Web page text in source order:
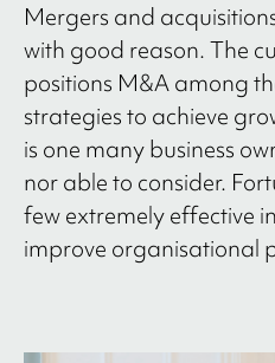
Mergers and
with good reason. The
positions M&A among
strategies to achieve
is one many business
nor able to consider.
few extremely effective
improve organisational